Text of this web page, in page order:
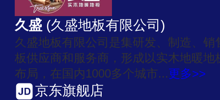
久盛 (久盛地板有限公司)
久盛地板有限公司是集研发、制造、
板供应商和服务商，形成以实木地暖
布局，在国内1000多个城市...更多>>
京东旗舰店